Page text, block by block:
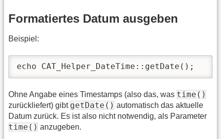
Formatiertes Datum ausgeben
Beispiel:
echo CAT_Helper_DateTime::getDate();
Ohne Angabe eines Timestamps (also das, was time()
zurückliefert) gibt getDate() automatisch das aktuelle
Datum zurück. Es ist also nicht notwendig, als Parameter
time() anzugeben.